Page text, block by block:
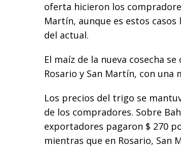
oferta hicieron los
Martín, aunque es estos
del actual.
El maíz de la nueva cosecha
Rosario y San Martín, con una
Los precios del trigo se
de los compradores. Sobre
exportadores pagaron $ 270
mientras que en Rosario, San